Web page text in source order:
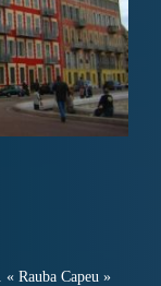
Rauba Capeu »